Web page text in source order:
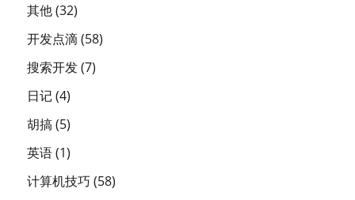
其他(32)
开发点滴(58)
搜索开发(7)
日记(4)
胡搞(5)
英语(1)
计算机技巧 (58)